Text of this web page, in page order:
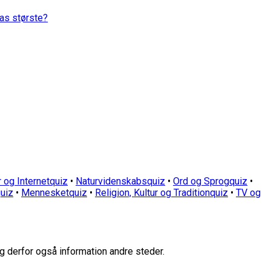
største?
og Internetquiz • Naturvidenskabsquiz • Ord og Sprogquiz •
• Mennesketquiz • Religion, Kultur og Traditionquiz • TV og
derfor også information andre steder.